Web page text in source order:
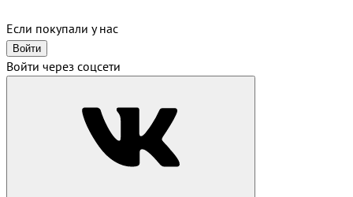
Если покупали у нас
Войти
Войти через соцсети